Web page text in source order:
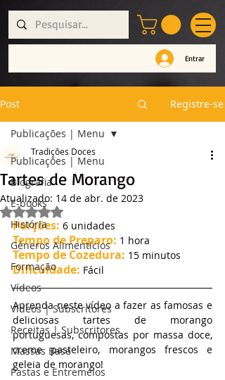
Entrar
Post Registre-se
Publicações | Menu
Biografia
E-books
História
Géneros Alimentícios
Formação
Vídeos
Vídeos | Subscritores
Receitas | Subscritores
Massas Base
Pastas e Entremeios
Publicações | Menu
Tartes de Morango
Tradições Doces
Atualizado: 14 de abr. de 2023
Avaliado com NaN de 5 estrelas.
Porções: 6 unidades
Tempo de Preparo: 1 hora
Tempo de Cozedura: 15 minutos
Dificuldade: Fácil
Aprenda neste vídeo a fazer as famosas e
deliciosas tartes de morango
portuguesas, compostas por massa doce,
creme pasteleiro, morangos frescos e
geleia de morango!